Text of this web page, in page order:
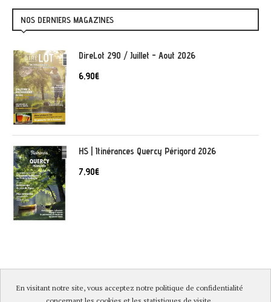
En visitant notre site, vous acceptez notre politique de confidentialité
NOS DERNIERS MAGAZINES
DireLot 290 / Juillet - Aout 2026
6,90€
HS | Itinérances Quercy Périgord 2026
7,90€
© DireLot 2019 |Mentions légales & Politique de confidentialité|